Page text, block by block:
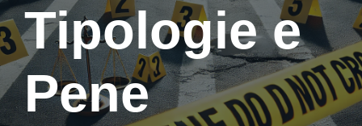
Tipologie e
Pene